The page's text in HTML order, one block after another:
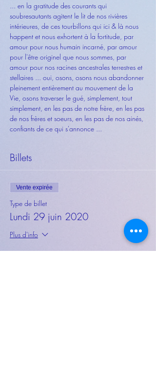
... en la gratitude des courants qui
soubresautants agitent le lit de nos rivières
intérieures, de ces tourbillons qui ici & là nous
happent et nous exhortent à la fortitude, par
amour pour nous humain incarné, par amour
pour l'être originel que nous sommes, par
amour pour nos racines ancestrales terrestres et
stellaires ... oui, osons, osons nous abandonner
pleinement entièrement au mouvement de la
Vie, osons traverser le gué, simplement, tout
simplement, en les pas de notre frère, en les pas
de nos frères et soeurs, en les pas de nos ainés,
confiants de ce qui s'annonce ...
Billets
Vente expirée
Type de billet
Lundi 29 juin 2020
Plus d'info
Prix